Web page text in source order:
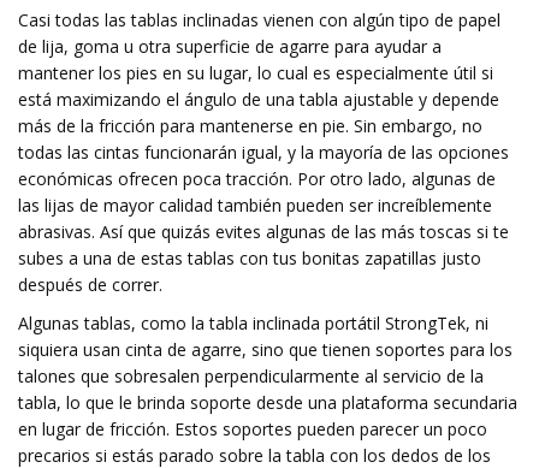
Casi todas las tablas inclinadas vienen con algún tipo de papel
de lija, goma u otra superficie de agarre para ayudar a
mantener los pies en su lugar, lo cual es especialmente útil si
está maximizando el ángulo de una tabla ajustable y depende
más de la fricción para mantenerse en pie. Sin embargo, no
todas las cintas funcionarán igual, y la mayoría de las opciones
económicas ofrecen poca tracción. Por otro lado, algunas de
las lijas de mayor calidad también pueden ser increíblemente
abrasivas. Así que quizás evites algunas de las más toscas si te
subes a una de estas tablas con tus bonitas zapatillas justo
después de correr.
Algunas tablas, como la tabla inclinada portátil StrongTek, ni
siquiera usan cinta de agarre, sino que tienen soportes para los
talones que sobresalen perpendicularmente al servicio de la
tabla, lo que le brinda soporte desde una plataforma secundaria
en lugar de fricción. Estos soportes pueden parecer un poco
precarios si estás parado sobre la tabla con los dedos de los